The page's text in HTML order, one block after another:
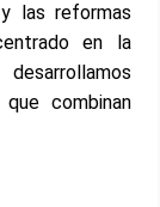
las reformas
en la
combinan